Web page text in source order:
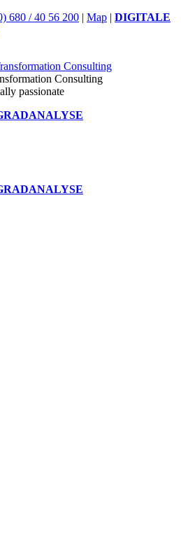
680 / 40 56 200 | Map | DIGITALE
Consulting
passionate